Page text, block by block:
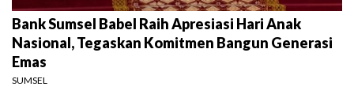
Bank Sumsel Babel Raih Apresiasi Hari Anak
Nasional, Tegaskan Komitmen Bangun Generasi
Emas
SUMSEL